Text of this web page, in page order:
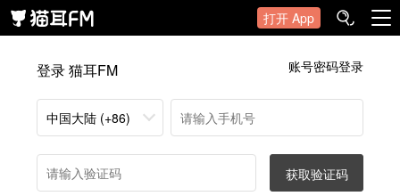
打开 App
登录 猫耳FM 账号密码登录
中国大陆 (+86)
获取验证码